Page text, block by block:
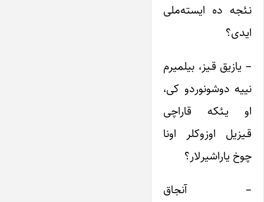
نـئجه ده ایسته‌ملی
ایدی؟
– یازیق قـیز، بیلمیرم
نییه دوشونوردو کی،
او یـئکه قاراچی
قـیزیل اوزوکلر اونا
چوخ یاراشیرلار؟
– آنجاق